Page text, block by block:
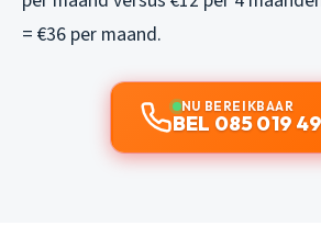
= €36 per maand.
NU BEREIKBAAR
BEL 085 019